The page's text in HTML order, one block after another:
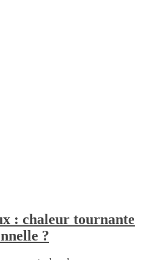
: chaleur tournante
?